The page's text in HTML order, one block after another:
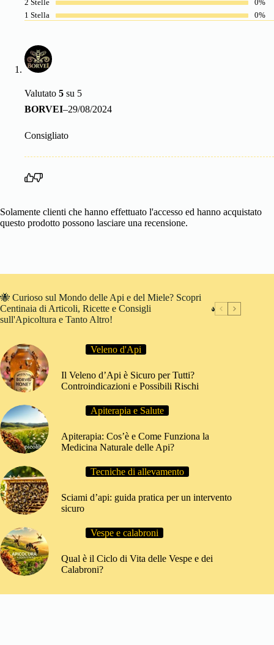
2 Stelle
0%
1 Stella
0%
Valutato 5 su 5
BORVEI–29/08/2024
Consigliato
Solamente clienti che hanno effettuato l'accesso ed hanno acquistato
questo prodotto possono lasciare una recensione.
🐝 Curioso sul Mondo delle Api e del Miele? Scopri
Centinaia di Articoli, Ricette e Consigli
sull'Apicoltura e Tanto Altro!
Veleno d'Api
Il Veleno d’Api è Sicuro per Tutti?
Controindicazioni e Possibili Rischi
Apiterapia e Salute
Apiterapia: Cos’è e Come Funziona la
Medicina Naturale delle Api?
Tecniche di allevamento
Sciami d’api: guida pratica per un intervento
sicuro
Vespe e calabroni
Qual è il Ciclo di Vita delle Vespe e dei
Calabroni?